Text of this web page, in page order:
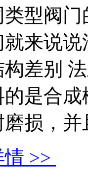
型阀
来说
构差别
是合
损，并
>>